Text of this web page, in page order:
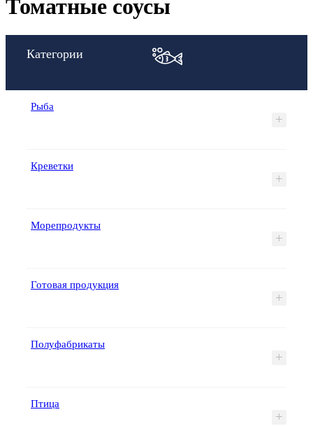
Томатные соусы
Категории
Рыба
+
Креветки
+
Морепродукты
+
Готовая продукция
+
Полуфабрикаты
+
Птица
+